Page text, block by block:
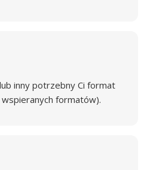
inny potrzebny Ci format
formatów).